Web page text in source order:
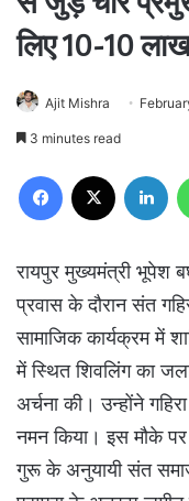
लिए 10-10
Ajit Mishra
3 minutes read
Facebook
रायपुर मुख्यमंत्री
प्रवास के दौरान संत
सामाजिक कार्यक्रम में
में स्थित शिवलिंग का
अर्चना की। उन्होंने
नमन किया। इस मौके
गुरू के अनुयायी संत